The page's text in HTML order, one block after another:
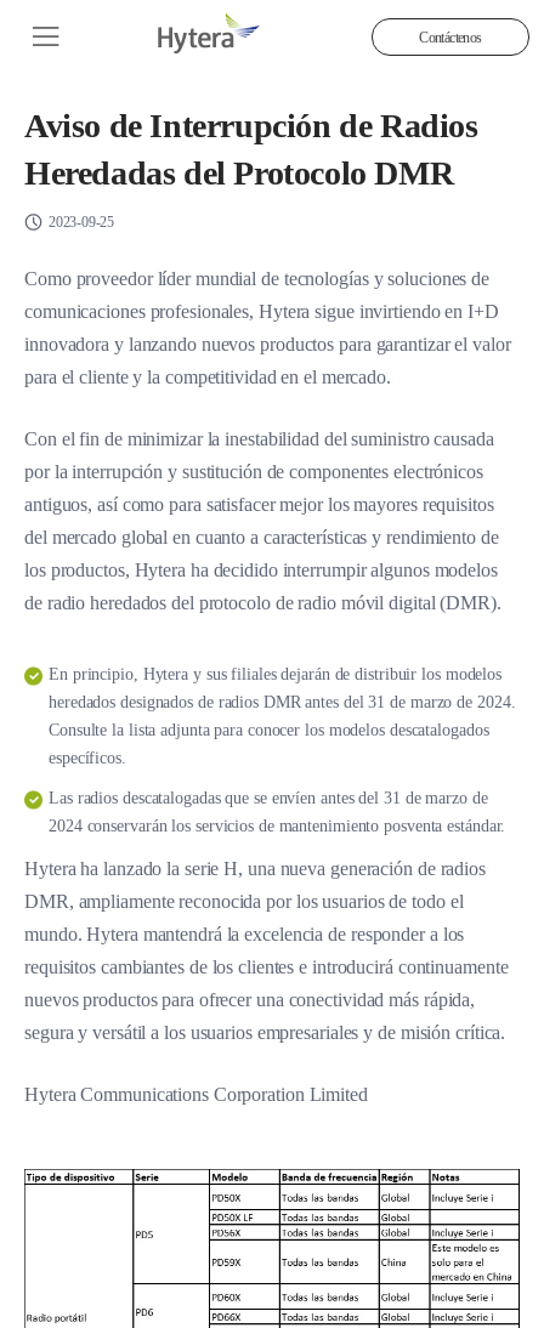
Contáctenos
Aviso de Interrupción de Radios
Heredadas del Protocolo DMR
2023-09-25
Como proveedor líder mundial de tecnologías y soluciones de
comunicaciones profesionales, Hytera sigue invirtiendo en I+D
innovadora y lanzando nuevos productos para garantizar el valor
para el cliente y la competitividad en el mercado.
Con el fin de minimizar la inestabilidad del suministro causada
por la interrupción y sustitución de componentes electrónicos
antiguos, así como para satisfacer mejor los mayores requisitos
del mercado global en cuanto a características y rendimiento de
los productos, Hytera ha decidido interrumpir algunos modelos
de radio heredados del protocolo de radio móvil digital (DMR).
En principio, Hytera y sus filiales dejarán de distribuir los modelos
heredados designados de radios DMR antes del 31 de marzo de 2024.
Consulte la lista adjunta para conocer los modelos descatalogados
específicos.
Las radios descatalogadas que se envíen antes del 31 de marzo de
2024 conservarán los servicios de mantenimiento posventa estándar.
Hytera ha lanzado la serie H, una nueva generación de radios
DMR, ampliamente reconocida por los usuarios de todo el
mundo. Hytera mantendrá la excelencia de responder a los
requisitos cambiantes de los clientes e introducirá continuamente
nuevos productos para ofrecer una conectividad más rápida,
segura y versátil a los usuarios empresariales y de misión crítica.
Hytera Communications Corporation Limited